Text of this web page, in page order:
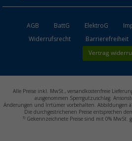
AGB BattG ElektroG
Widerrufsrecht
Barrierefreiheit
Vertrag
Alle Preise inkl. MwSt., versandkostenfreie
ausgenommen Sperrgutzuschlag.
Änderungen und Irrtümer vorbehalten. Abbildungen
Die durchgestrichenen Preise entsprechen
1) Gekennzeichnete Preise sind mit 0% MwSt.